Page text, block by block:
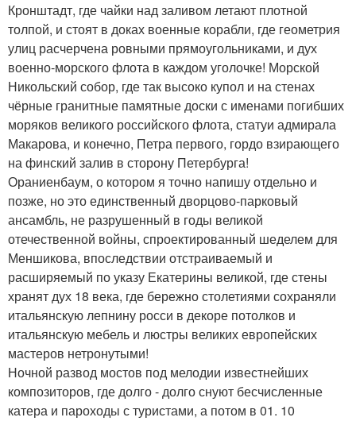
Кронштадт, где чайки над заливом летают плотной
толпой, и стоят в доках военные корабли, где геометрия
улиц расчерчена ровными прямоугольниками, и дух
военно-морского флота в каждом уголочке! Морской
Никольский собор, где так высоко купол и на стенах
чёрные гранитные памятные доски с именами погибших
моряков великого российского флота, статуи адмирала
Макарова, и конечно, Петра первого, гордо взирающего
на финский залив в сторону Петербурга!
Ораниенбаум, о котором я точно напишу отдельно и
позже, но это единственный дворцово-парковый
ансамбль, не разрушенный в годы великой
отечественной войны, спроектированный шеделем для
Меншикова, впоследствии отстраиваемый и
расширяемый по указу Екатерины великой, где стены
хранят дух 18 века, где бережно столетиями сохраняли
итальянскую лепнину росси в декоре потолков и
итальянскую мебель и люстры великих европейских
мастеров нетронутыми!
Ночной развод мостов под мелодии известнейших
композиторов, где долго - долго снуют бесчисленные
катера и пароходы с туристами, а потом в 01. 10